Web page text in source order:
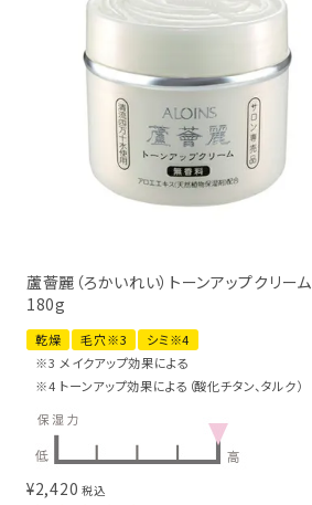
蘆薈麗（ろかいれい）トーンアップクリーム
180g
乾燥 毛穴※3
シミ※4
※3 メイクアップ効果による
※4 トーンアップ効果による（酸化チタン、タルク）
¥2,420 税込